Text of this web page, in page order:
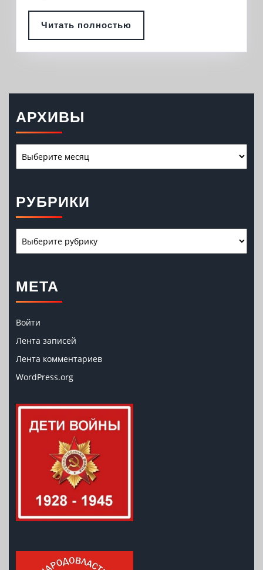
БОЛЬНИЦУ
Читать полностью
полностью
АРХИВЫ
РУБРИКИ
МЕТА
Войти
Лента записей
Лента комментариев
WordPress.org